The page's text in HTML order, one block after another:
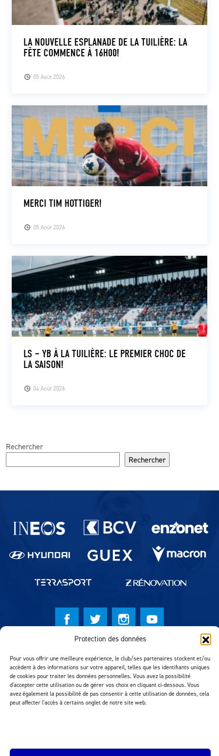
Protection des données
Pour vous offrir une meilleure expérience, le club/ses partenaires stockent et/ou
accèdent à des informations sur votre appareil, telles que les identifiants uniques
de cookies pour traiter les données personnelles. Vous avez la possibilité
d'accepter cette utilisation ou de gérer vos choix en cliquant ci-dessous. Vous
avez également la possibilité de pas consentir à cette utilisation de données, cela
peut affecter l'accès à certains onglet de notre site web.
05 Août 2026
LA NOUVELLE ESPLANADE DE LA TUILIÈRE: LA
FÊTE COMMENCE À 16H00!
05 Août 2026
MERCI TIM HOTTIGER!
04 Août 2026
LS – YB À LA TUILIÈRE: LE PREMIER CHOC DE
LA SAISON!
Rechercher
Rechercher
Partenaires du lausanne-Sport
Réalisation MTM Agency